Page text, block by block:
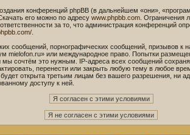
конференций phpBB (в дальнейшем «они»,
его можно по адресу www.phpbb.com . Ограничения
за то, что администрация конференций
сообщений, порнографических сообщений, призывов
mielofon.ru» или международное право. Попытки
сочтём это нужным. IP-адреса всех сообщений
перенести или закрыть любую тему в любое
открыта третьим лицам без вашего разрешения, ни
доступу к ней.